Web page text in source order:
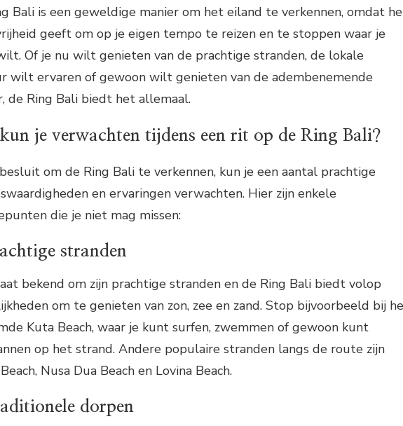
Bali is een geweldige manier om het eiland te verkennen, omdat
geeft om op je eigen tempo te reizen en te stoppen waar je
Of je nu wilt genieten van de prachtige stranden, de lokale
wilt ervaren of gewoon wilt genieten van de adembenemende
de Ring Bali biedt het allemaal.
je verwachten tijdens een rit op de Ring Bali?
om de Ring Bali te verkennen, kun je een aantal prachtige
en ervaringen verwachten. Hier zijn enkele
die je niet mag missen:
stranden
bekend om zijn prachtige stranden en de Ring Bali biedt volop
om te genieten van zon, zee en zand. Stop bijvoorbeeld bij
Kuta Beach, waar je kunt surfen, zwemmen of gewoon kunt
op het strand. Andere populaire stranden langs de route zijn
Nusa Dua Beach en Lovina Beach.
dorpen